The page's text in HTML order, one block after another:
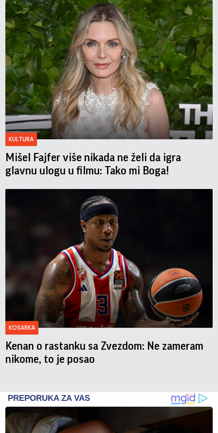
KULTURA
Mišel Fajfer više nikada ne želi da igra
glavnu ulogu u filmu: Tako mi Boga!
KOSARKA
Kenan o rastanku sa Zvezdom: Ne zameram
nikome, to je posao